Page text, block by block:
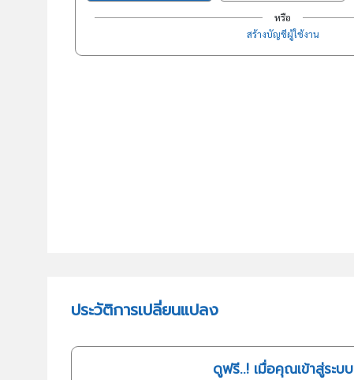
หรือ
สร้างบัญชีผู้ใช้งาน
ประวัติการเปลี่ยนแปลง
ดูฟรี..! เมื่อคุณเข้าสู่ระบบ